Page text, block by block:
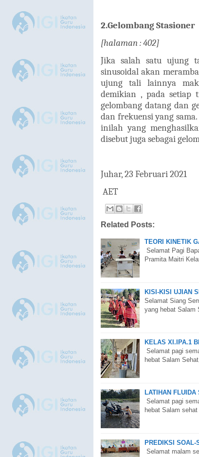
2.Gelombang Stasioner
[halaman : 402]
Jika salah satu ujung
sinusoidal akan
ujung tali lainnya
demikian , pada setiap
gelombang datang dan
dan frekuensi yang
inilah yang
disebut juga sebagai
Juhar, 23 Februari 2021
AET
Related Posts:
TEORI KINETIK
Selamat Pagi
Pramita Maitri
KISI-KISI UJIAN
Selamat Siang
yang hebat Salam
KELAS XI.IPA.1
Selamat pagi
hebat Salam
LATIHAN FLUIDA
Selamat pagi
hebat Salam
PREDIKSI SOAL-
Selamat malam